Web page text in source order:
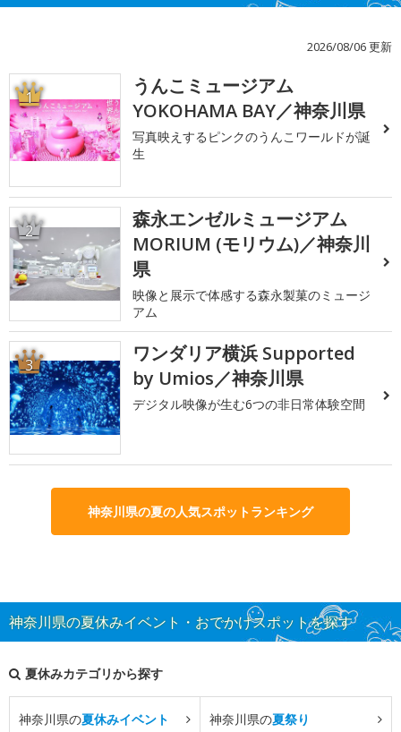
2026/08/06 更新
1
うんこミュージアム
YOKOHAMA BAY／神奈川県
写真映えするピンクのうんこワールドが誕
生
2
森永エンゼルミュージアム
MORIUM (モリウム)／神奈川
県
映像と展示で体感する森永製菓のミュージ
アム
3
ワンダリア横浜 Supported
by Umios／神奈川県
デジタル映像が生む6つの非日常体験空間
神奈川県の夏の人気スポットランキング
神奈川県の夏休みイベント・おでかけスポットを探す
夏休みカテゴリから探す
神奈川県の夏休みイベント 神奈川県の夏祭り